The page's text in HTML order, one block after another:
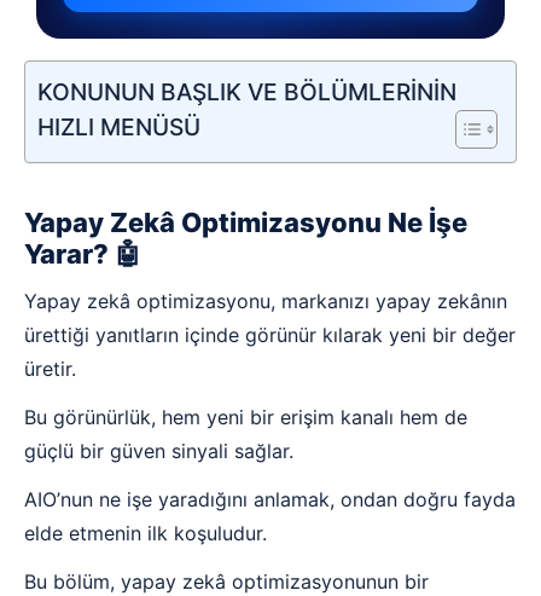
KONUNUN BAŞLIK VE BÖLÜMLERİNİN
HIZLI MENÜSÜ
Yapay Zekâ Optimizasyonu Ne İşe
Yarar? 🤖
Yapay zekâ optimizasyonu, markanızı yapay zekânın
ürettiği yanıtların içinde görünür kılarak yeni bir değer
üretir.
Bu görünürlük, hem yeni bir erişim kanalı hem de
güçlü bir güven sinyali sağlar.
AIO’nun ne işe yaradığını anlamak, ondan doğru fayda
elde etmenin ilk koşuludur.
Bu bölüm, yapay zekâ optimizasyonunun bir